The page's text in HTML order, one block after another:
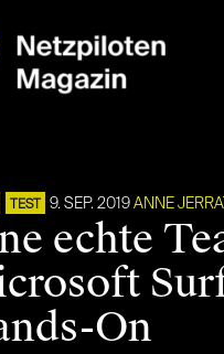
TEST 9. SEP. 2019 ANNE
echte
On